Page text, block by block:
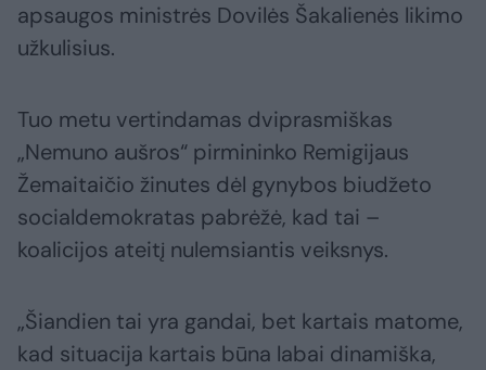
apsaugos ministrės Dovilės Šakalienės likimo
užkulisius.
Tuo metu vertindamas dviprasmiškas
„Nemuno aušros“ pirmininko Remigijaus
Žemaitaičio žinutes dėl gynybos biudžeto
socialdemokratas pabrėžė, kad tai –
koalicijos ateitį nulemsiantis veiksnys.
„Šiandien tai yra gandai, bet kartais matome,
kad situacija kartais būna labai dinamiška,